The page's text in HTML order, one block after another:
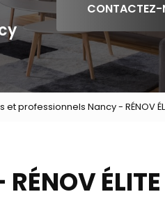
CONTACTEZ-
professionnels Nancy - RÉNOV
ÉLITE